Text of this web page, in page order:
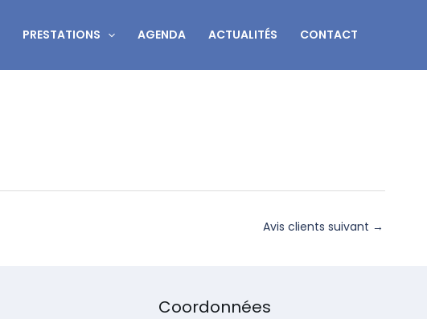
PRESTATIONS AGENDA ACTUALITÉS CONTACT
Avis clients suivant →
Coordonnées